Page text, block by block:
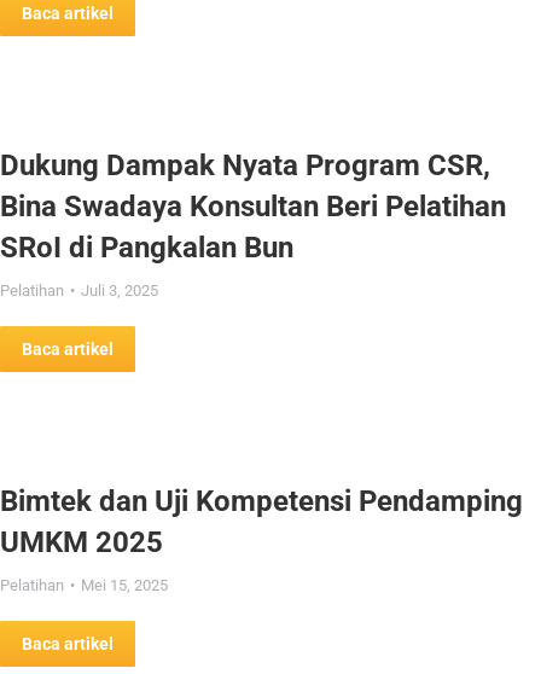
Baca artikel
Dukung Dampak Nyata Program CSR,
Bina Swadaya Konsultan Beri Pelatihan
SRoI di Pangkalan Bun
Pelatihan Juli 3, 2025
Baca artikel
Bimtek dan Uji Kompetensi Pendamping
UMKM 2025
Pelatihan Mei 15, 2025
Baca artikel